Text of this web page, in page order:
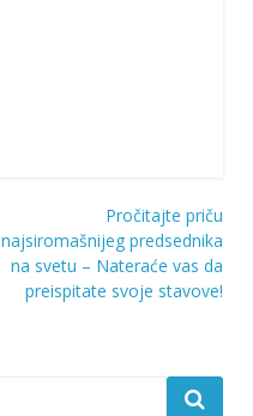
Pročitajte priču
najsiromašnijeg predsednika
na svetu – Nateraće vas da
preispitate svoje stavove!